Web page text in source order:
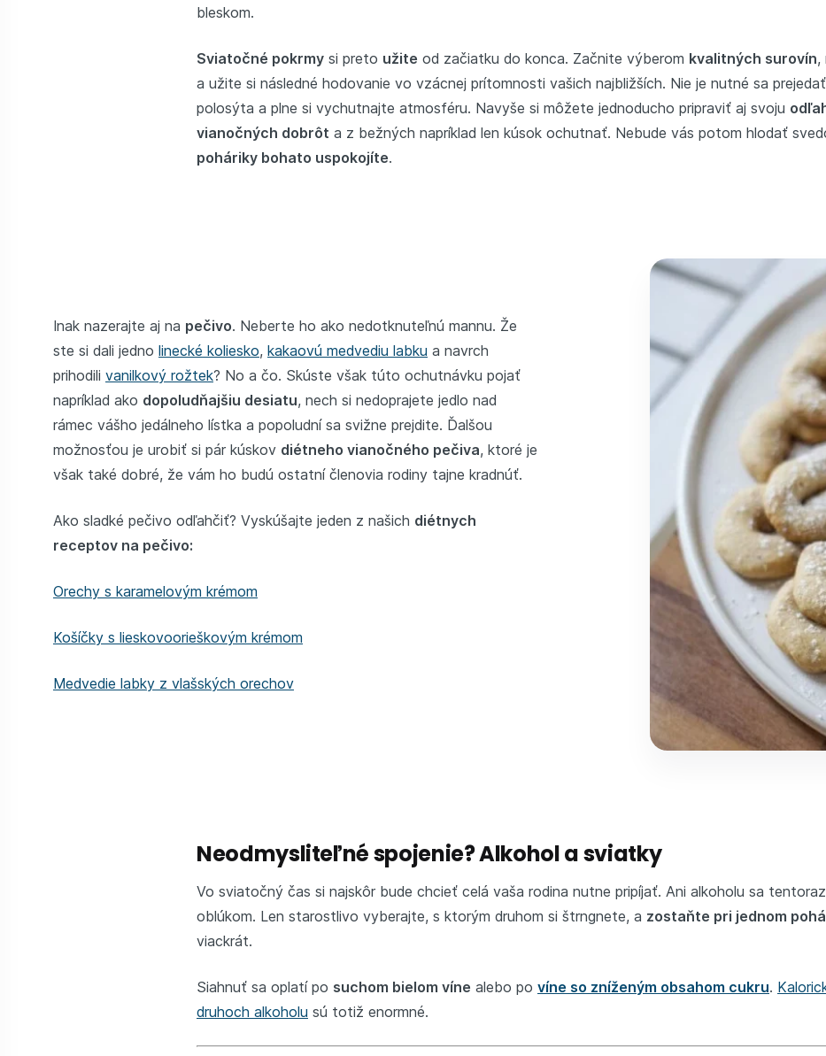
bleskom.
Sviatočné pokrmy si preto užite od začiatku do konca. Začnite výberom kvalitných surovín,
a užite si následné hodovanie vo vzácnej prítomnosti vašich najbližších. Nie je nutné sa
polosýta a plne si vychutnajte atmosféru. Navyše si môžete jednoducho pripraviť aj svoju
vianočných dobrôt a z bežných napríklad len kúsok ochutnať. Nebude vás potom hlodať
poháriky bohato uspokojíte.
Inak nazerajte aj na pečivo. Neberte ho ako nedotknuteľnú mannu. Že
ste si dali jedno linecké koliesko, kakaovú medvediu labku a navrch
prihodili vanilkový rožtek? No a čo. Skúste však túto ochutnávku pojať
napríklad ako dopoludňajšiu desiatu, nech si nedoprajete jedlo nad
rámec vášho jedálneho lístka a popoludní sa svižne prejdite. Ďalšou
možnosťou je urobiť si pár kúskov diétneho vianočného pečiva, ktoré je
však také dobré, že vám ho budú ostatní členovia rodiny tajne kradnúť.
Ako sladké pečivo odľahčiť? Vyskúšajte jeden z našich diétnych
receptov na pečivo:
Orechy s karamelovým krémom
Košíčky s lieskovoorieškovým krémom
Medvedie labky z vlašských orechov
Neodmysliteľné spojenie? Alkohol a sviatky
Vo sviatočný čas si najskôr bude chcieť celá vaša rodina nutne pripíjať. Ani alkoholu sa
oblúkom. Len starostlivo vyberajte, s ktorým druhom si štrngnete, a zostaňte pri jednom
viackrát.
Siahnuť sa oplatí po suchom bielom víne alebo po víne so zníženým obsahom cukru.
druhoch alkoholu sú totiž enormné.